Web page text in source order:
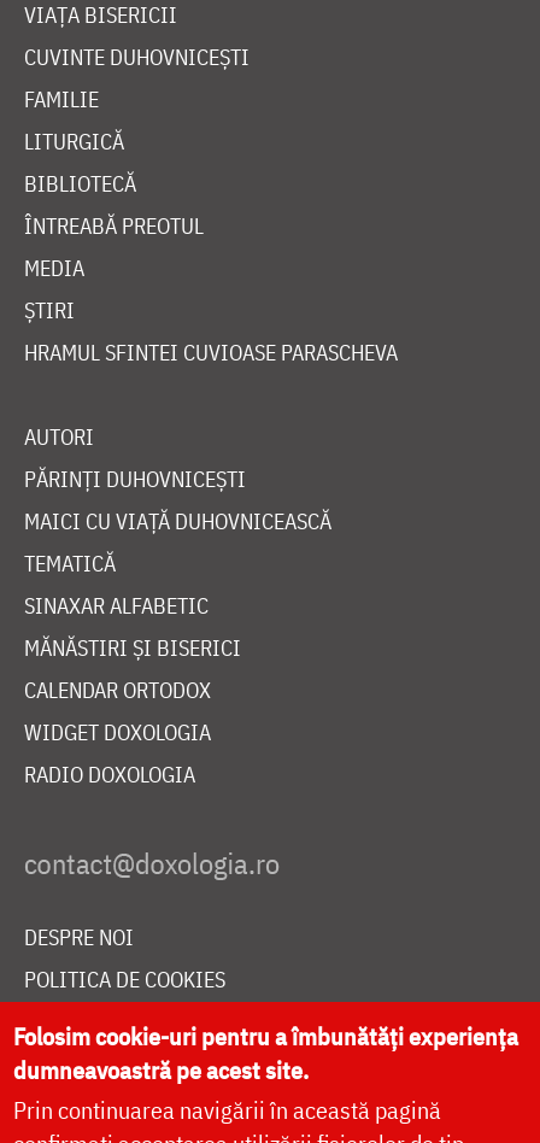
VIAȚA BISERICII
CUVINTE DUHOVNICEȘTI
FAMILIE
LITURGICĂ
BIBLIOTECĂ
ÎNTREABĂ PREOTUL
MEDIA
ȘTIRI
HRAMUL SFINTEI CUVIOASE PARASCHEVA
AUTORI
PĂRINȚI DUHOVNICEȘTI
MAICI CU VIAȚĂ DUHOVNICEASCĂ
TEMATICĂ
SINAXAR ALFABETIC
MĂNĂSTIRI ȘI BISERICI
CALENDAR ORTODOX
WIDGET DOXOLOGIA
RADIO DOXOLOGIA
DESPRE NOI
POLITICA DE COOKIES
DONEAZĂ ONLINE PENTRU CATEDRALA NAȚIONALĂ
LIVE
Folosim cookie-uri pentru a îmbunătăți experiența
dumneavoastră pe acest site.
Prin continuarea navigării în această pagină